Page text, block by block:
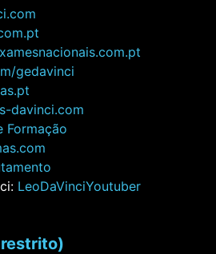
gedavinci
davinci.com
Formação
LeoDaVinciYoutuber